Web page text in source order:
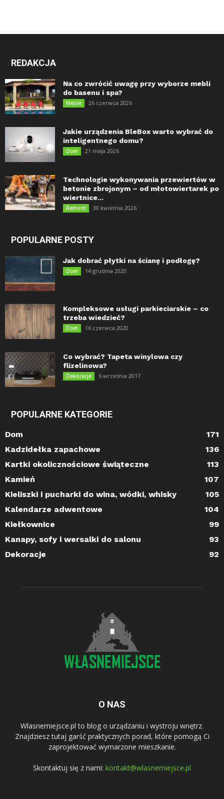
REDAKCJA
Na co zwrócić uwagę przy wyborze mebli
do basenu i spa?
Meble 26 czerwca 2026
Jakie urządzenia BleBox warto wybrać do
inteligentnego domu?
Dom 21 maja 2026
Technologie wykonywania przewiertów w
betonie zbrojonym – od młotowiertarek po
wiertnice...
Remont 30 kwietnia 2026
POPULARNE POSTY
Jak dobrać płytki na ścianę i podłogę?
Dom 14 grudnia 2020
Kompleksowe usługi parkieciarskie – co
trzeba wiedzieć?
Dom 16 czerwca 2020
Co wybrać? Tapeta winylowa czy
flizelinowa?
Dekoracje 6 września 2017
POPULARNE KATEGORIE
Dom
171
Kadzidełka zapachowe
136
Kartki okolicznościowe świąteczne
113
Kamień
107
Kieliszki i pucharki do wina, wódki, whisky
105
Kalendarze adwentowe
104
Kiełkownice
99
Kanapy, sofy i wersalki do salonu
93
Dekoracje
92
O NAS
Wlasnemiejsce.pl to blog o urządzaniu i wystroju wnętrz.
Znajdziesz tutaj garść praktycznych porad, które pomogą Ci
zaprojektować wymarzone mieszkanie.
Skontaktuj się z nami: kontakt@wlasnemiejsce.pl